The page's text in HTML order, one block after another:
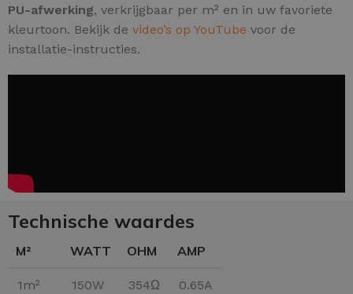
PU-afwerking, verkrijgbaar per m² en in uw favoriete
kleurtoon. Bekijk de video’s op YouTube voor de
installatie-instructies.
Technische waardes
M² WATT OHM AMP
1m² 150W 354Ω 0.65A